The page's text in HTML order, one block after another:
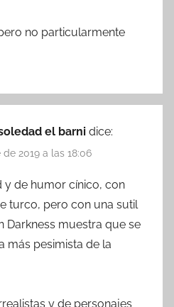
no particularmente
el barni dice:
2019 a las 18:06
y de humor cínico, con
turco, pero con una sutil
Darkness muestra que se
más pesimista de la
y de personajes